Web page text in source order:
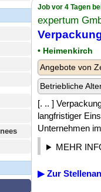
Job vor 4 Tagen
expertum
• Heimenkirch
Angebote von
Betriebliche
[. .. ]
langfristiger
Unternehmen
MEHR
▶ Zur